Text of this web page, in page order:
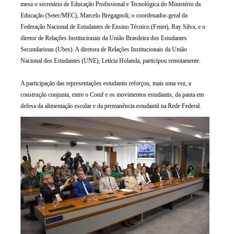
mesa o secretário de Educação Profissional e Tecnológica do Ministério da
Educação (Setec/MEC), Marcelo Bregagnoli; o coordenador-geral da
Federação Nacional de Estudantes de Ensino Técnico (Fenet), Ray Silva; e o
diretor de Relações Institucionais da União Brasileira dos Estudantes
Secundaristas (Ubes). A diretora de Relações Institucionais da União
Nacional dos Estudantes (UNE), Letícia Holanda, participou remotamente.
A participação das representações estudantis reforçou, mais uma vez, a
construção conjunta, entre o Conif e os movimentos estudantis, da pauta em
defesa da alimentação escolar e da permanência estudantil na Rede Federal.